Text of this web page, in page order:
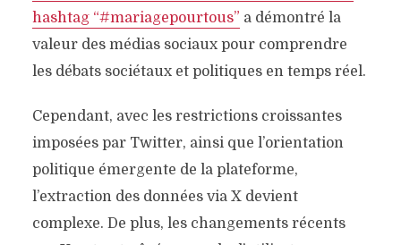
hashtag “#mariagepourtous” a démontré la
valeur des médias sociaux pour comprendre
les débats sociétaux et politiques en temps réel.
Cependant, avec les restrictions croissantes
imposées par Twitter, ainsi que l’orientation
politique émergente de la plateforme,
l’extraction des données via X devient
complexe. De plus, les changements récents